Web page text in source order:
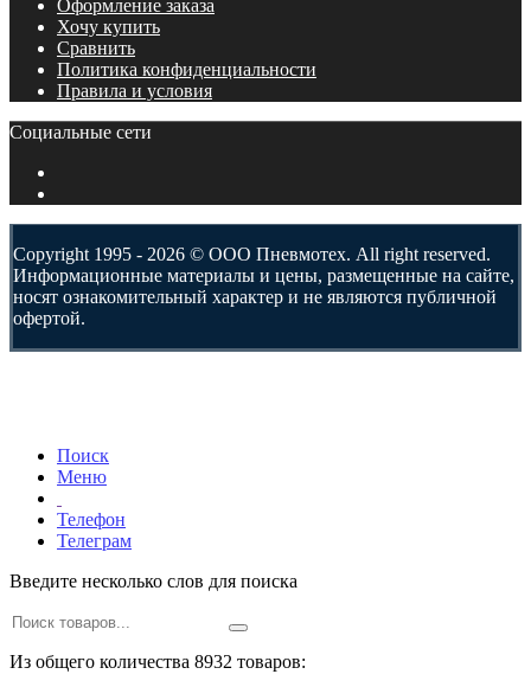
Оформление заказа
Хочу купить
Сравнить
Политика конфиденциальности
Правила и условия
Социальные сети
Copyright 1995 - 2026 © ООО Пневмотех. All right reserved.
Информационные материалы и цены, размещенные на сайте,
носят ознакомительный характер и не являются публичной
офертой.
Поиск
Меню
Телефон
Телеграм
Введите несколько слов для поиска
Из общего количества 8932 товаров: